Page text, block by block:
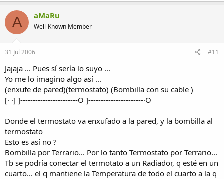
A aMaRu
Well-Known Member
31 Jul 2006 #11
Jajaja ... Pues sí sería lo suyo ...
Yo me lo imagino algo así ...
(enxufe de pared)(termostato) (Bombilla con su cable )
[· ·] ]-----------------------O ]----------------------·O
Donde el termostato va enxufado a la pared, y la bombilla al
termostato
Esto es así no ?
Bombilla por Terrario... Por lo tanto Termostato por Terrario...
Tb se podría conectar el termotato a un Radiador, q esté en un
cuarto... el q mantiene la Temperatura de todo el cuarto a la q